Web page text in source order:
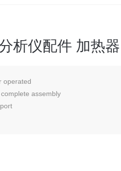
析仪配件 加热器
operated
assembly